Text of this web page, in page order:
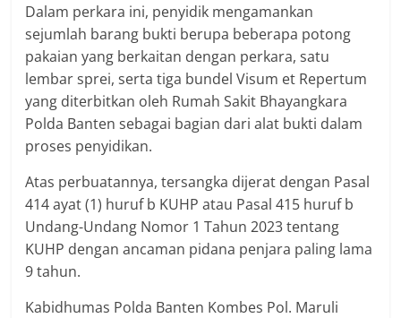
Dalam perkara ini, penyidik mengamankan
sejumlah barang bukti berupa beberapa potong
pakaian yang berkaitan dengan perkara, satu
lembar sprei, serta tiga bundel Visum et Repertum
yang diterbitkan oleh Rumah Sakit Bhayangkara
Polda Banten sebagai bagian dari alat bukti dalam
proses penyidikan.
Atas perbuatannya, tersangka dijerat dengan Pasal
414 ayat (1) huruf b KUHP atau Pasal 415 huruf b
Undang-Undang Nomor 1 Tahun 2023 tentang
KUHP dengan ancaman pidana penjara paling lama
9 tahun.
Kabidhumas Polda Banten Kombes Pol. Maruli